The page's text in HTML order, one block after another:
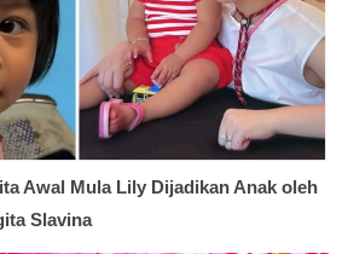
Awal Mula Lily Dijadikan Anak oleh
Slavina